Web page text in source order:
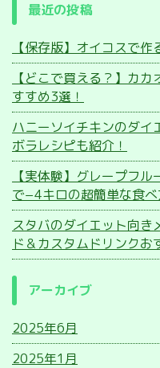
最近の投稿
【保存版】オイコスで
【どこで買える？】カ
すすめ3選！
ハニーソイチキンのダイ
ボラレシピも紹介！
【実体験】グレープフ
で−4キロの超簡単な食べ
スタバのダイエット向き
ド＆カスタムドリンクお
アーカイブ
2025年6月
2025年1月